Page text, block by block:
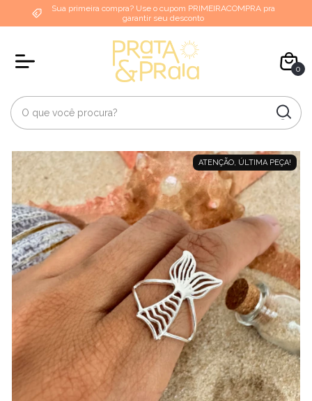
Sua primeira compra? Use o cupom PRIMEIRACOMPRA pra
garantir seu desconto
0
ATENÇÃO, ÚLTIMA PEÇA!